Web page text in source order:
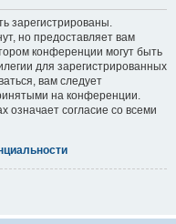
зарегистрированы.
но предоставляет вам
конференции могут быть
для зарегистрированных
вам следует
на конференции.
означает согласие со всеми